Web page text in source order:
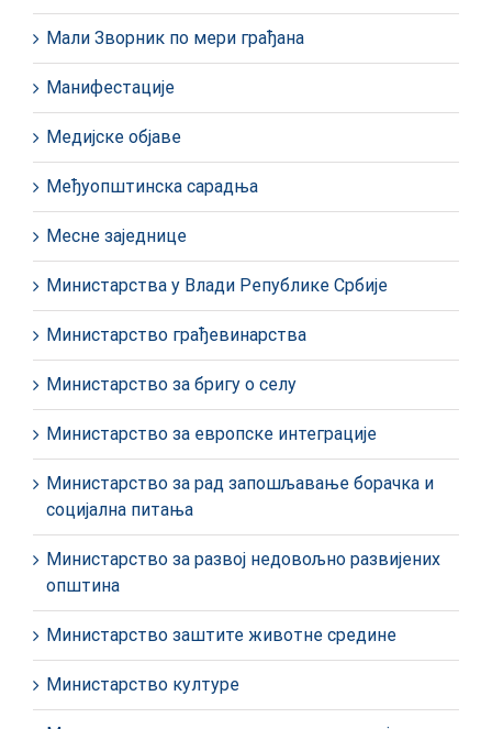
Мали Зворник по мери грађана
Манифестације
Медијске објаве
Међуопштинска сарадња
Месне заједнице
Министарства у Влади Републике Србије
Министарство грађевинарства
Министарство за бригу о селу
Министарство за европске интеграције
Министарство за рад запошљавање борачка и
социјална питања
Министарство за развој недовољно развијених
општина
Министарство заштите животне средине
Министарство културе